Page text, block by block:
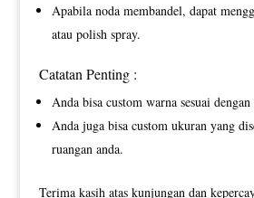
Apabila noda membandel, dapat
atau polish spray.
Catatan Penting :
Anda bisa custom warna sesuai
Anda juga bisa custom ukuran yang
ruangan anda.
Terima kasih atas kunjungan dan